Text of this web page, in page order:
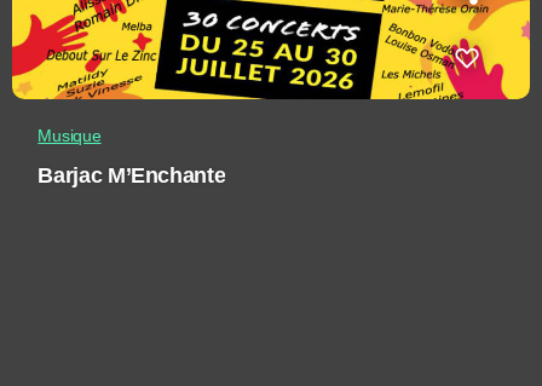
Musique
Barjac M’Enchante